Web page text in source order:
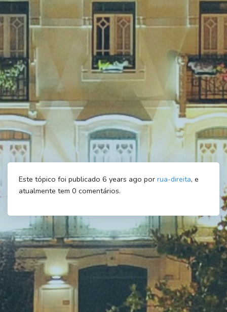
Este tópico foi publicado 6 years ago por rua-direita, e
atualmente tem 0 comentários.